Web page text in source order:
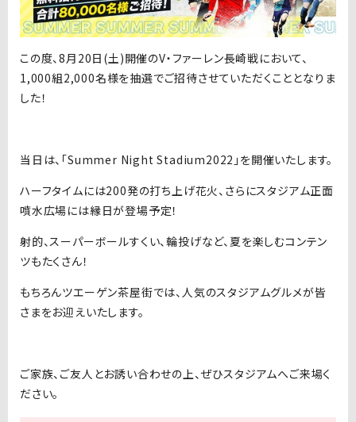
この度、8月20日(土)開催のV・ファーレン長崎戦において、
1,000組2,000名様を抽選でご招待させていただくこととなりま
した！
当日は、「Summer Night Stadium2022」を開催いたします。
ハーフタイムには200発の打ち上げ花火、さらにスタジアム正面
噴水広場には縁日が登場予定！
射的、スーパーボールすくい、輪投げなど、夏を楽しむコンテン
ツもたくさん！
もちろんツエーゲン茶屋街では、人気のスタジアムグルメが皆
さまをお迎えいたします。
ご家族、ご友人とお誘い合わせの上、ぜひスタジアムへご来場く
ださい。